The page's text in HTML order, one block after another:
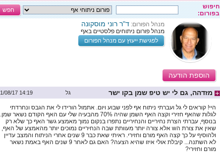
חפש
חיפוש
בפורום:
מנהל הפורום: ד"ר רוני מוסקונה
מנהל פורום ניתוחים פלסטיים באף
לפגישת ייעוץ עם מנהל הפורום
הוספת הודעה
14:19 21/08/17 גל מזדהה, גם לי יש טיפ שמן בקו ישר
היי! קוראים לי גל ועברתי ניתוח אף לפני שבוע ויום. אתמול הורידו לי את הגבס ונחרדתי
לגלות שהאף חזירי וקצה האף השמן שהיה 70% מהבעיה שלי עם האף הקודם נשאר שמן.
בנוסף, עברתי הצרת נחיריים והנחיריים נתפרו בנקום נמוך מאמצע גשר האף כך שלא רק
שאין את צורת הw אלא צורה יותר מעוותת שבה הנחיריים נמוכים יותר מהאמצע של האף,
ולהוסיף על כך קצה האף מורם וחזירי. ראיתי שאת כבר 9 שנים אחרי הניתוח והמצב עדיין
לא השתנה... קיבלת אולי איזו שהיא הצעה? האם גם לאחר 9 שנים האף באמת נשאר
מורם וחזירי?